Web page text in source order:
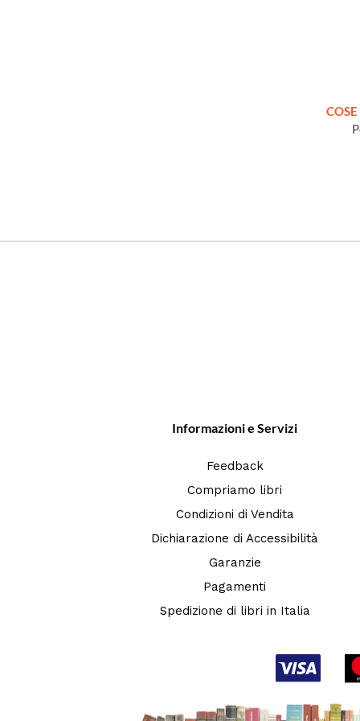
Informazioni e Servizi
Feedback
Compriamo libri
Condizioni di Vendita
Dichiarazione di Accessibilità
Garanzie
Pagamenti
Spedizione di libri in Italia